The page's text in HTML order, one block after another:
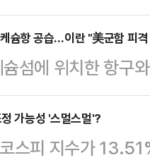
있다.다만 국내 증
지는 상황이다.8일
들은 코스피200
물인버스2X’를
는 ‘KODEX 인버
선을 돌파하고, 4
슘항 공습…이란 "美군함 피
섬에 위치한 항구
) 보도했다.미국 백
를 의미하는 것은
의 항구도시이자
가능성 '스멀스멀'?
스피 지수가